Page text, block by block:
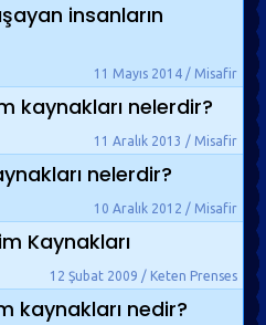
insanların
11 Mayıs 2014 / Misafir
kaynakları nelerdir?
11 Aralık 2013 / Misafir
nelerdir?
10 Aralık 2012 / Misafir
Kaynakları
12 Şubat 2009 / Keten Prenses
kaynakları nedir?